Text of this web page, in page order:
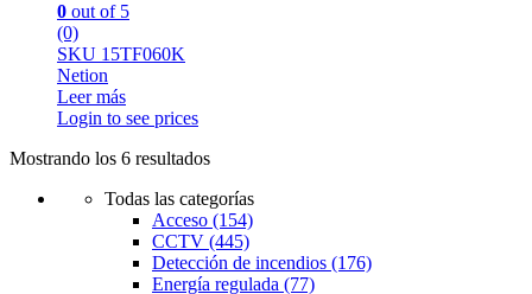
0 out of 5
(0)
SKU 15TF060K
Netion
Leer más
Login to see prices
Mostrando los 6 resultados
Todas las categorías
Acceso (154)
CCTV (445)
Detección de incendios (176)
Energía regulada (77)